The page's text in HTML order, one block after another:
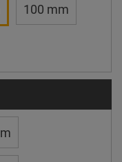
100 mm